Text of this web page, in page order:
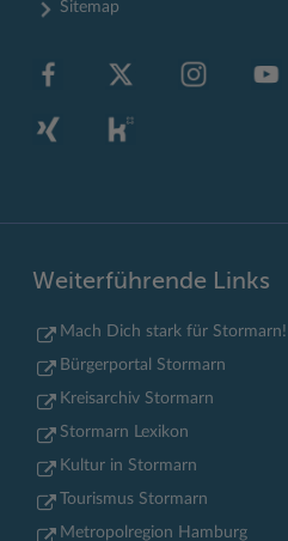
Sitemap
Weiterführende Links
Mach Dich stark für Stormarn!
Bürgerportal Stormarn
Kreisarchiv Stormarn
Stormarn Lexikon
Kultur in Stormarn
Tourismus Stormarn
Metropolregion Hamburg